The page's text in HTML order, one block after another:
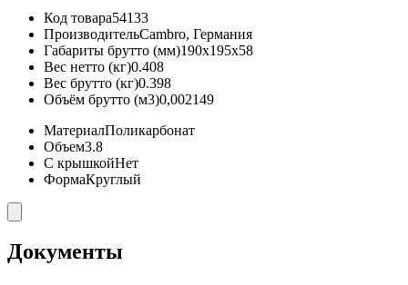
Код товара54133
ПроизводительCambro, Германия
Габариты брутто (мм)190x195x58
Вес нетто (кг)0.408
Вес брутто (кг)0.398
Объём брутто (м3)0,002149
МатериалПоликарбонат
Объем3.8
С крышкойНет
ФормаКруглый
Документы